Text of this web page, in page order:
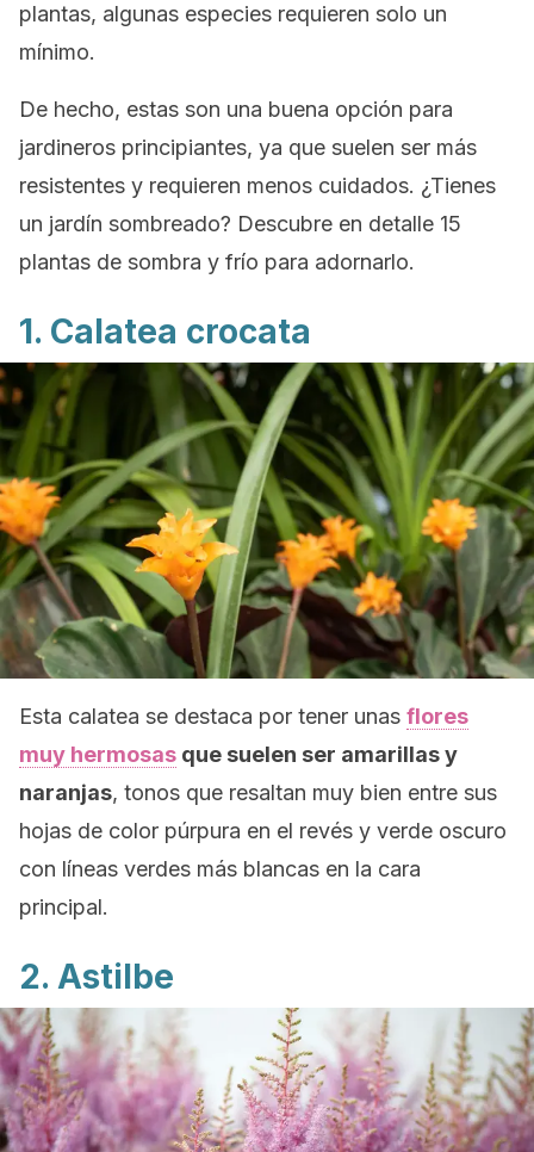
plantas, algunas especies requieren solo un
mínimo.
De hecho, estas son una buena opción para
jardineros principiantes, ya que suelen ser más
resistentes y requieren menos cuidados. ¿Tienes
un jardín sombreado? Descubre en detalle 15
plantas de sombra y frío para adornarlo.
1. Calatea crocata
Esta calatea se destaca por tener unas flores
muy hermosas que suelen ser amarillas y
naranjas, tonos que resaltan muy bien entre sus
hojas de color púrpura en el revés y verde oscuro
con líneas verdes más blancas en la cara
principal.
2. Astilbe